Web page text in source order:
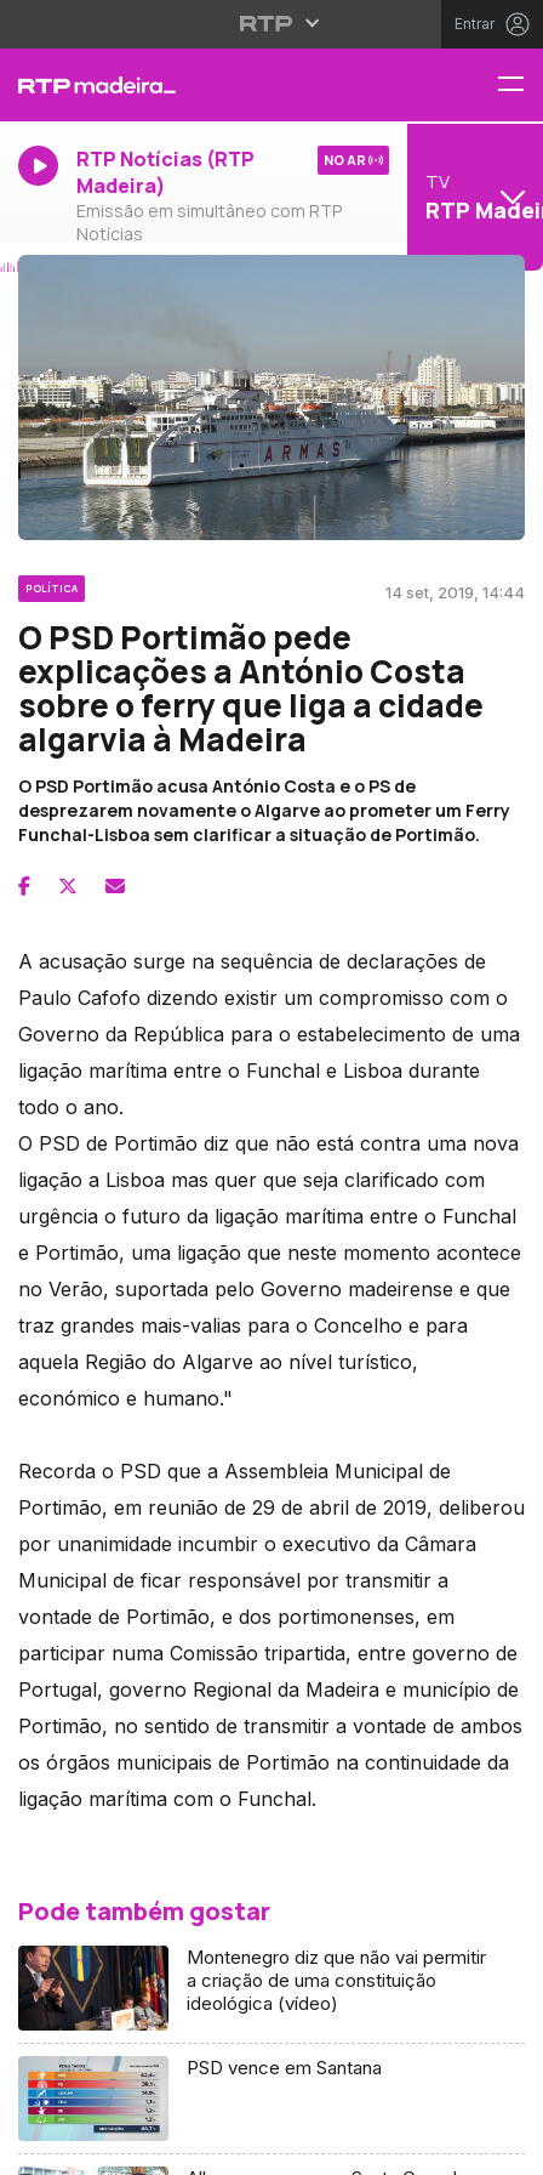
Entrar
RTP Notícias (RTP
Madeira)
Emissão em simultâneo com RTP
Notícias
NO AR
TV
RTP
POLÍTICA 14 set, 2019, 14:44
O PSD Portimão pede
explicações a António Costa
sobre o ferry que liga a cidade
algarvia à Madeira
O PSD Portimão acusa António Costa e o PS de
desprezarem novamente o Algarve ao prometer um Ferry
Funchal-Lisboa sem clarificar a situação de Portimão.
A acusação surge na sequência de declarações de
Paulo Cafofo dizendo existir um compromisso com o
Governo da República para o estabelecimento de uma
ligação marítima entre o Funchal e Lisboa durante
todo o ano.
O PSD de Portimão diz que não está contra uma nova
ligação a Lisboa mas quer que seja clarificado com
urgência o futuro da ligação marítima entre o Funchal
e Portimão, uma ligação que neste momento acontece
no Verão, suportada pelo Governo madeirense e que
traz grandes mais-valias para o Concelho e para
aquela Região do Algarve ao nível turístico,
económico e humano."
Recorda o PSD que a Assembleia Municipal de
Portimão, em reunião de 29 de abril de 2019, deliberou
por unanimidade incumbir o executivo da Câmara
Municipal de ficar responsável por transmitir a
vontade de Portimão, e dos portimonenses, em
participar numa Comissão tripartida, entre governo de
Portugal, governo Regional da Madeira e município de
Portimão, no sentido de transmitir a vontade de ambos
os órgãos municipais de Portimão na continuidade da
ligação marítima com o Funchal.
Pode também gostar
Montenegro diz que não vai permitir
a criação de uma constituição
ideológica (vídeo)
PSD vence em Santana